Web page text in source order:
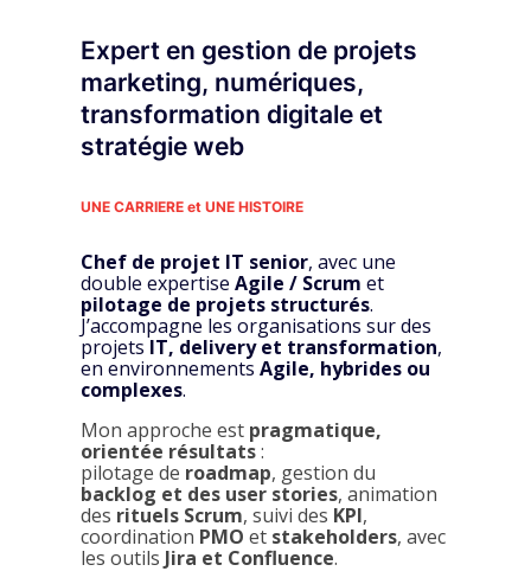
Expert en gestion de projets
marketing, numériques,
transformation digitale et
stratégie web
UNE CARRIERE et UNE HISTOIRE
Chef de projet IT senior, avec une
double expertise Agile / Scrum et
pilotage de projets structurés.
J’accompagne les organisations sur des
projets IT, delivery et transformation,
en environnements Agile, hybrides ou
complexes.
Mon approche est pragmatique,
orientée résultats:
pilotage de roadmap, gestion du
backlog et des user stories, animation
des rituels Scrum, suivi des KPI,
coordination PMO et stakeholders, avec
les outils Jira et Confluence.